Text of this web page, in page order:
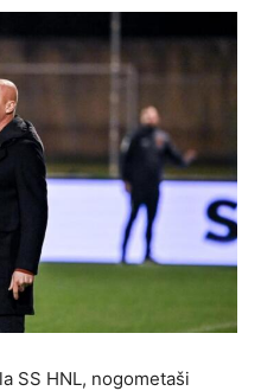
SS HNL, nogometaši